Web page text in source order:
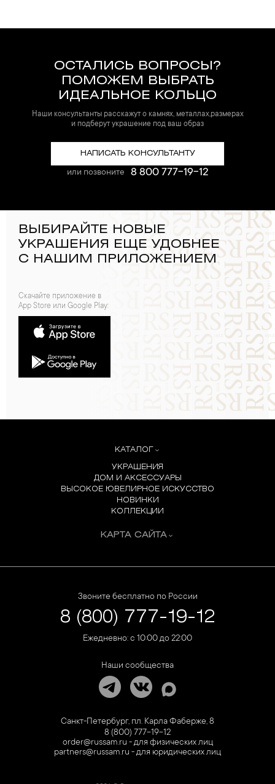
ОСТАЛИСЬ ВОПРОСЫ?
ПОМОЖЕМ ВЫБРАТЬ
ИДЕАЛЬНОЕ КОЛЬЦО
Наши консультанты расскажут о камнях, металлах,размерах
и подберут украшение под ваш образ
НАПИСАТЬ КОНСУЛЬТАНТУ
или позвоните 8 800 777-19-12
ВЫБИРАЙТЕ НОВЫЕ
УКРАШЕНИЯ ЕЩЕ УДОБНЕЕ
С НАШИМ ПРИЛОЖЕНИЕМ
Скачайте приложение в
App Store или Google Play:
КАТАЛОГ
УКРАШЕНИЯ
ДОМ И АКСЕССУАРЫ
ВЫСОКОЕ ЮВЕЛИРНОЕ ИСКУССТВО
НОВИНКИ
КОЛЛЕКЦИИ
КАРТА САЙТА
Звоните бесплатно по России
8 (800) 777-19-12
Ежедневно: с 10:00 до 22:00
Наши сообщества
Санкт-Петербург, пл. Карла Фаберже, 8
8 (800) 777-19-12
order@russam.ru - для физических лиц
partners@russam.ru - для юридических лиц